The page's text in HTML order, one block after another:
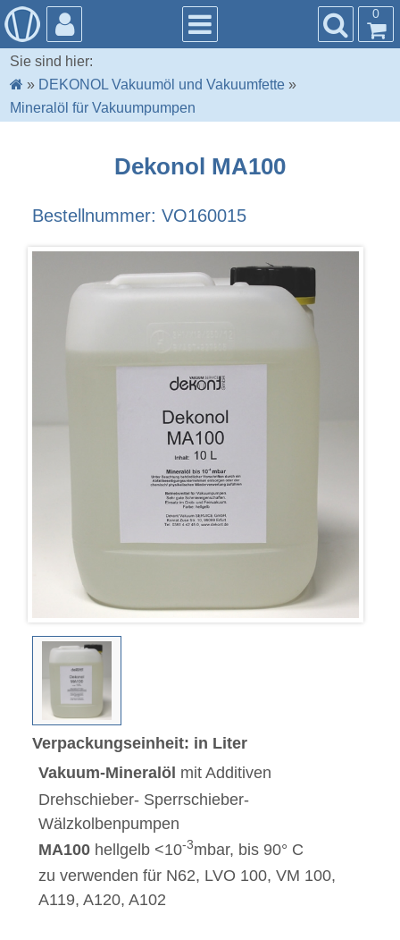
0
Sie sind hier:
» DEKONOL Vakuumöl und Vakuumfette »
Mineralöl für Vakuumpumpen
Dekonol MA100
Bestellnummer: VO160015
Verpackungseinheit: in Liter
Vakuum-Mineralöl mit Additiven
Drehschieber- Sperrschieber-
Wälzkolbenpumpen
MA100 hellgelb <10-3mbar, bis 90° C
zu verwenden für N62, LVO 100, VM 100,
A119, A120, A102